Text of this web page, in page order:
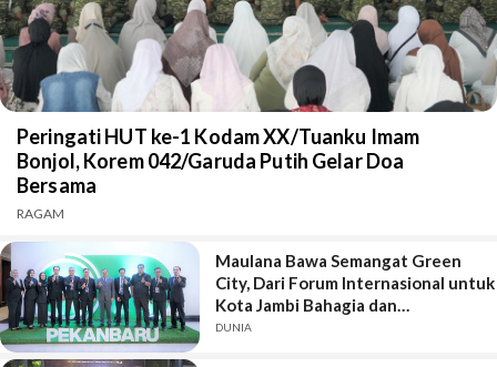
Peringati HUT ke-1 Kodam XX/Tuanku Imam
Bonjol, Korem 042/Garuda Putih Gelar Doa
Bersama
RAGAM
Maulana Bawa Semangat Green
City, Dari Forum Internasional untuk
Kota Jambi Bahagia dan
Berkelanjutan
DUNIA